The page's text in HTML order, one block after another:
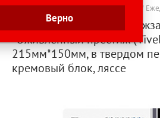
Верно
Каталог товаров Подарки и сувениры
Ежедневник недат. А5,
"Оживленный престиж
215мм*150мм, в твердом
кремовый блок, ляссе